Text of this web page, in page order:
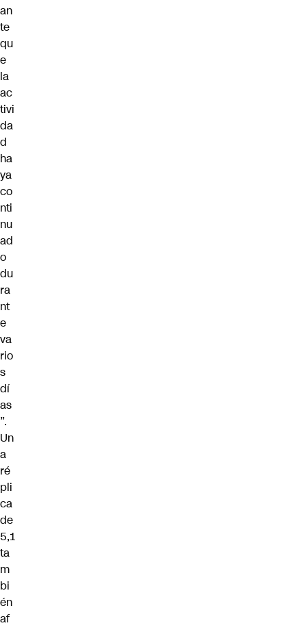
an
te
qu
e
la
ac
tivi
da
d
ha
ya
co
nti
nu
ad
o
du
ra
nt
e
va
rio
s
dí
as
”.
Un
a
ré
pli
ca
de
5,1
ta
m
bi
én
af